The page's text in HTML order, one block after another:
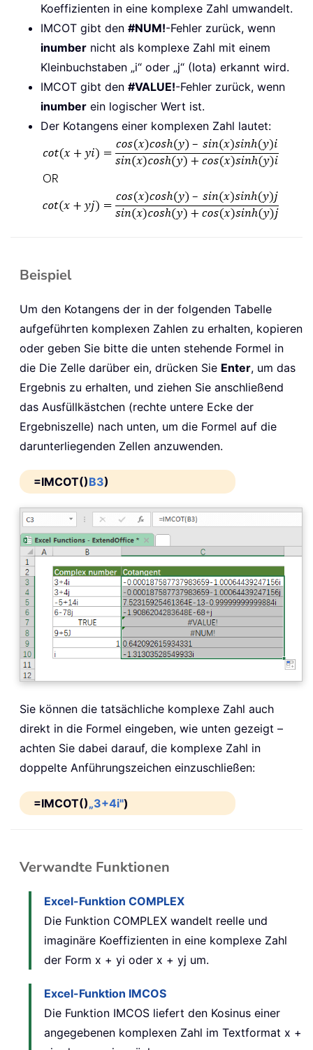
Koeffizienten in eine komplexe Zahl umwandelt.
IMCOT gibt den #NUM!-Fehler zurück, wenn
inumber nicht als komplexe Zahl mit einem
Kleinbuchstaben „i“ oder „j“ (Iota) erkannt wird.
IMCOT gibt den #VALUE!-Fehler zurück, wenn
inumber ein logischer Wert ist.
Der Kotangens einer komplexen Zahl lautet:
Beispiel
Um den Kotangens der in der folgenden Tabelle
aufgeführten komplexen Zahlen zu erhalten, kopieren
oder geben Sie bitte die unten stehende Formel in
die Die Zelle darüber ein, drücken Sie Enter, um das
Ergebnis zu erhalten, und ziehen Sie anschließend
das Ausfüllkästchen (rechte untere Ecke der
Ergebniszelle) nach unten, um die Formel auf die
darunterliegenden Zellen anzuwenden.
=IMCOT()B3)
Sie können die tatsächliche komplexe Zahl auch
direkt in die Formel eingeben, wie unten gezeigt –
achten Sie dabei darauf, die komplexe Zahl in
doppelte Anführungszeichen einzuschließen:
=IMCOT()„3+4i")
Verwandte Funktionen
Excel-Funktion COMPLEX
Die Funktion COMPLEX wandelt reelle und
imaginäre Koeffizienten in eine komplexe Zahl
der Form x + yi oder x + yj um.
Excel-Funktion IMCOS
Die Funktion IMCOS liefert den Kosinus einer
angegebenen komplexen Zahl im Textformat x +